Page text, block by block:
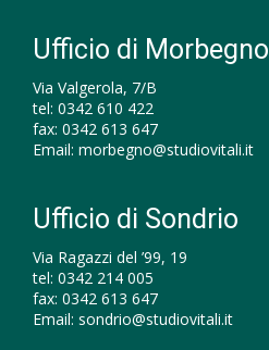
Ufficio di Morbegno
Via Valgerola, 7/B
tel: 0342 610 422
fax: 0342 613 647
Email: morbegno@studiovitali.it
Ufficio di Sondrio
Via Ragazzi del ’99, 19
tel: 0342 214 005
fax: 0342 613 647
Email: sondrio@studiovitali.it